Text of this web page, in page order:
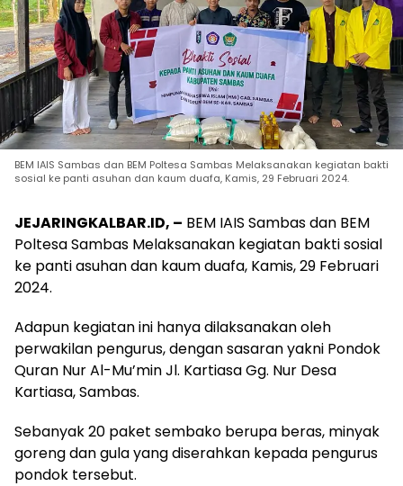
BEM IAIS Sambas dan BEM Poltesa Sambas Melaksanakan kegiatan bakti
sosial ke panti asuhan dan kaum duafa, Kamis, 29 Februari 2024.
JEJARINGKALBAR.ID, – BEM IAIS Sambas dan BEM
Poltesa Sambas Melaksanakan kegiatan bakti sosial
ke panti asuhan dan kaum duafa, Kamis, 29 Februari
2024.
Adapun kegiatan ini hanya dilaksanakan oleh
perwakilan pengurus, dengan sasaran yakni Pondok
Quran Nur Al-Mu’min Jl. Kartiasa Gg. Nur Desa
Kartiasa, Sambas.
Sebanyak 20 paket sembako berupa beras, minyak
goreng dan gula yang diserahkan kepada pengurus
pondok tersebut.